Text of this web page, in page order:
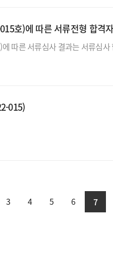
호)에 따른 서류전형 합격
015)
3 4 5 6 7